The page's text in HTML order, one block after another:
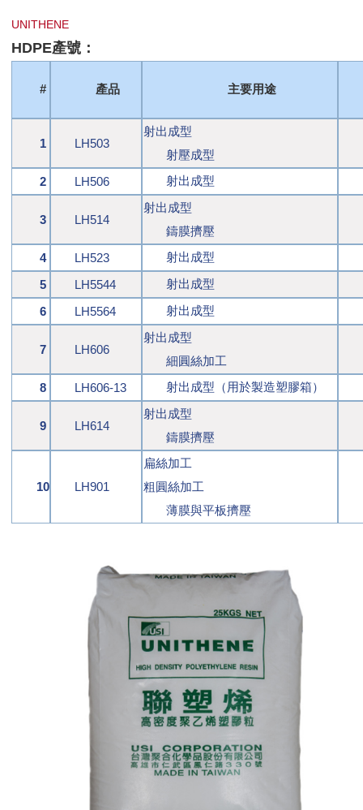
UNITHENE
HDPE產號：
# 產品 主要用途
1 LH503
射出成型
射壓成型
2 LH506 射出成型
3 LH514
射出成型
鑄膜擠壓
4 LH523 射出成型
5 LH5544 射出成型
6 LH5564 射出成型
7 LH606
射出成型
細圓絲加工
8 LH606-13 射出成型（用於製造塑膠箱）
9 LH614
射出成型
鑄膜擠壓
10 LH901
扁絲加工
粗圓絲加工
薄膜與平板擠壓